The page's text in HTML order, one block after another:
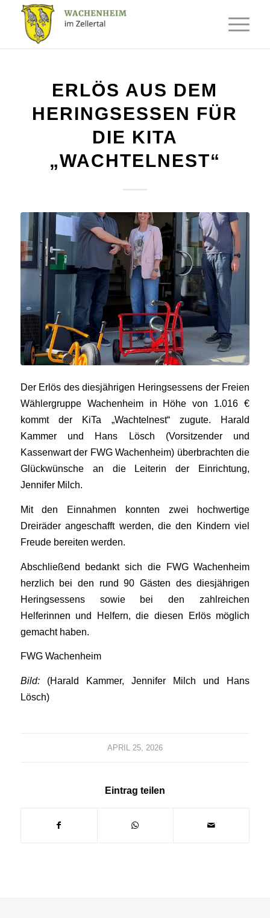
ERLÖS AUS DEM
HERINGSESSEN FÜR
DIE KITA
„WACHTELNEST“
Der Erlös des diesjährigen Heringsessens der Freien
Wählergruppe Wachenheim in Höhe von 1.016 €
kommt der KiTa „Wachtelnest“ zugute. Harald
Kammer und Hans Lösch (Vorsitzender und
Kassenwart der FWG Wachenheim) überbrachten die
Glückwünsche an die Leiterin der Einrichtung,
Jennifer Milch.
Mit den Einnahmen konnten zwei hochwertige
Dreiräder angeschafft werden, die den Kindern viel
Freude bereiten werden.
Abschließend bedankt sich die FWG Wachenheim
herzlich bei den rund 90 Gästen des diesjährigen
Heringsessens sowie bei den zahlreichen
Helferinnen und Helfern, die diesen Erlös möglich
gemacht haben.
FWG Wachenheim
Bild: (Harald Kammer, Jennifer Milch und Hans
Lösch)
APRIL 25, 2026
Eintrag teilen